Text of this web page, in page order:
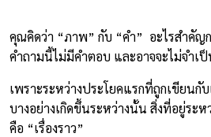
คุณคิดว่า “ภาพ” กับ “คำ” อะไรสำคัญ
คำถามนี้ไม่มีคำตอบ และอาจจะไม่จำเ
เพราะระหว่างประโยคแรกที่ถูกเขียน
บางอย่างเกิดขึ้นระหว่างนั้น สิ่งที่อยู่ระ
คือ “เรื่องราว”